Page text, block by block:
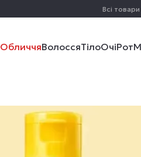
Всі товари
ОбличчяВолоссяТілоОчіРот